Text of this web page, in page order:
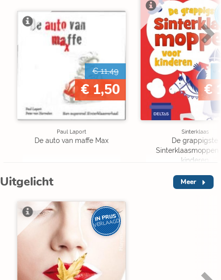
€ 11,49
€ 1,50
Paul Laport
De auto van maffe Max
€
Sinterklaas
De grappigste
Sinterklaasmoppen
kinderen
Uitgelicht Meer
IN PRIJS
VERLAAGD